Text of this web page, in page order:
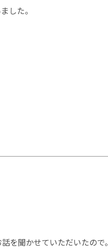
した。
を聞かせていただいたので。